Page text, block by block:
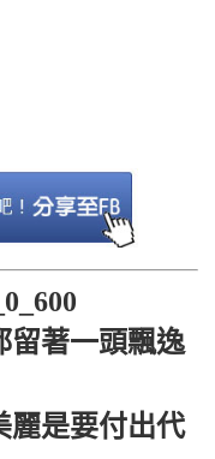
留著一頭飄逸
麗是要付出代